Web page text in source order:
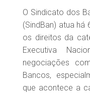
O Sindicato dos
(SindBan) atua
os direitos da
Executiva
negociações
Bancos,
que acontece a